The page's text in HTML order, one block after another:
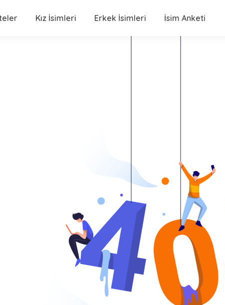
Kız İsimleri Erkek İsimleri İsim Anketi